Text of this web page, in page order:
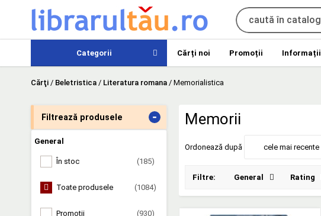
Categorii Cărți noi Promoții Informații
Cărţi / Beletristica / Literatura romana / Memorialistica
Filtrează produsele -
General
În stoc (185)
Toate produsele (1084)
Promoții (930)
Memorii
Ordonează după cele mai recente
Filtre: General Rating